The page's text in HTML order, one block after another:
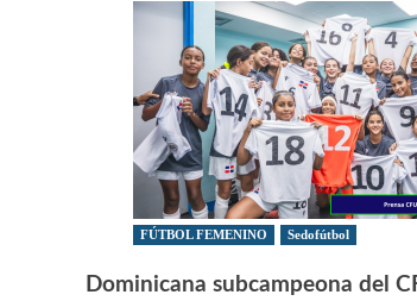
FÚTBOL FEMENINO Sedofútbol
Dominicana subcampeona del